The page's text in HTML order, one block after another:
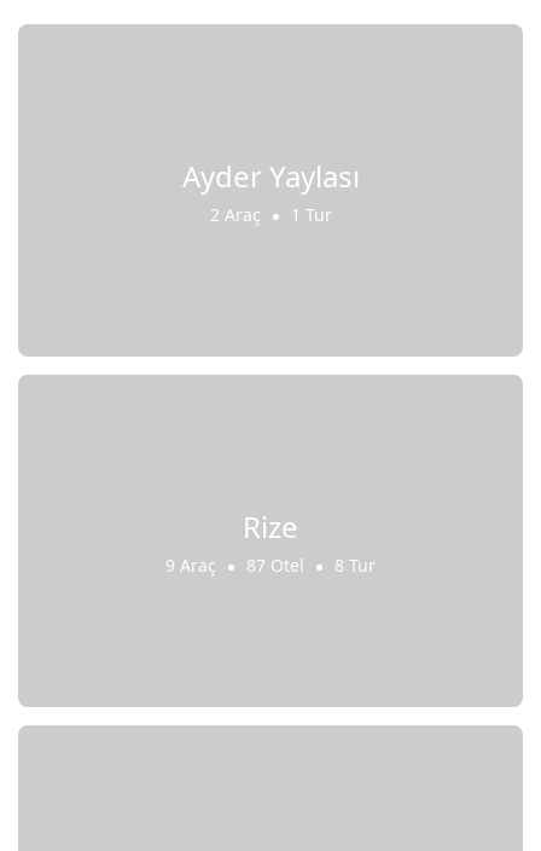
Ayder Yaylası
2 Araç 1 Tur
Rize
9 Araç 87 Otel 8 Tur